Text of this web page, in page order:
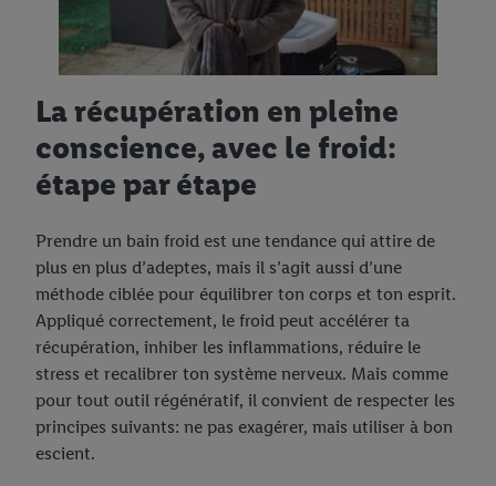
La récupération en pleine
conscience, avec le froid:
étape par étape
Prendre un bain froid est une tendance qui attire de
plus en plus d’adeptes, mais il s’agit aussi d’une
méthode ciblée pour équilibrer ton corps et ton esprit.
Appliqué correctement, le froid peut accélérer ta
récupération, inhiber les inflammations, réduire le
stress et recalibrer ton système nerveux. Mais comme
pour tout outil régénératif, il convient de respecter les
principes suivants: ne pas exagérer, mais utiliser à bon
escient.